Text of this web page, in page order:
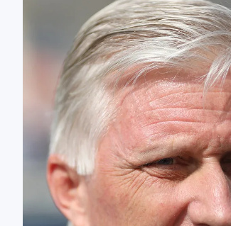
zaobserwuj nas
zaobserwuj nas
zaobserwuj nas